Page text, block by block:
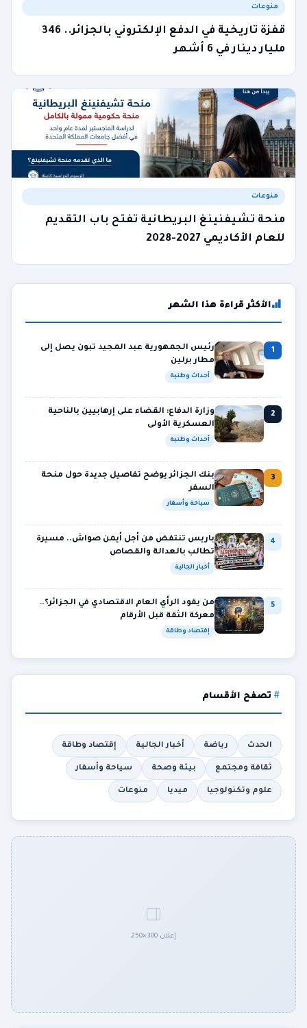
منوعات
قفزة تاريخية في الدفع الإلكتروني بالجزائر.. 346
مليار دينار في 6 أشهر
منوعات
منحة تشيفنينغ البريطانية تفتح باب التقديم
للعام الأكاديمي 2027-2028
الأكثر قراءة هذا الشهر
1
رئيس الجمهورية عبد المجيد تبون يصل إلى
مطار برلين
أحداث وطنية
2
وزارة الدفاع: القضاء على إرهابيين بالناحية
العسكرية الأولى
أحداث وطنية
3
بنك الجزائر يوضح تفاصيل جديدة حول منحة
السفر
سياحة وأسفار
4
باريس تنتفض من أجل أيمن صواش.. مسيرة
تطالب بالعدالة والقصاص
أخبار الجالية
5
من يقود الرأي العام الاقتصادي في الجزائر؟…
معركة الثقة قبل الأرقام
إقتصاد وطاقة
تصفح الأقسام
الحدث رياضة أخبار الجالية إقتصاد وطاقة
ثقافة ومجتمع بيئة وصحة سياحة وأسفار
علوم وتكنولوجيا ميديا منوعات
إعلان 300×250